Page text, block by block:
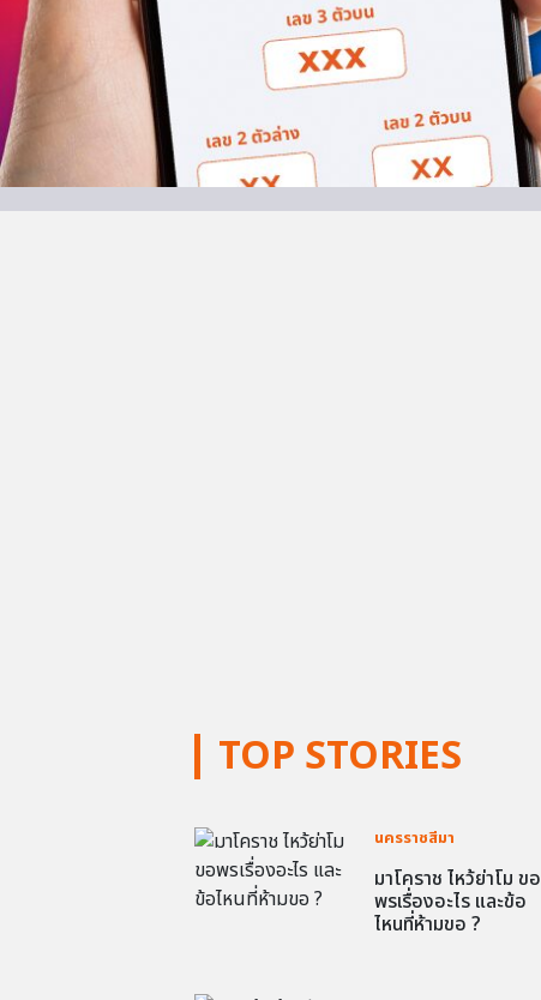
TOP STORIES
นครราชสีมา
มาโคราช ไหว้ย่าโม ขอ
พรเรื่องอะไร และข้อ
ไหนที่ห้ามขอ ?